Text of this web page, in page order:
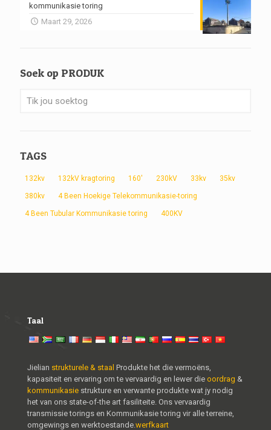
kommunikasie toring
Maart 29, 2026
Soek op PRODUK
TAGS
132kv 132kV kragtoring 160' 230kV 33kv 35kv
380kv 4 Been Hoekige Telekommunikasie-toring
4 Been Tubular Kommunikasie toring 400KV
Taal
Jielian strukturele & staal Produkte het die vermoëns,
kapasiteit en ervaring om te vervaardig en lewer die oordrag &
kommunikasie strukture en verwante produkte wat jy nodig
het van ons state-of-the art fasiliteite. Ons vervaardig
transmissie torings en Kommunikasie toring vir alle terreine,
omgewings en werktoestande. werfkaart